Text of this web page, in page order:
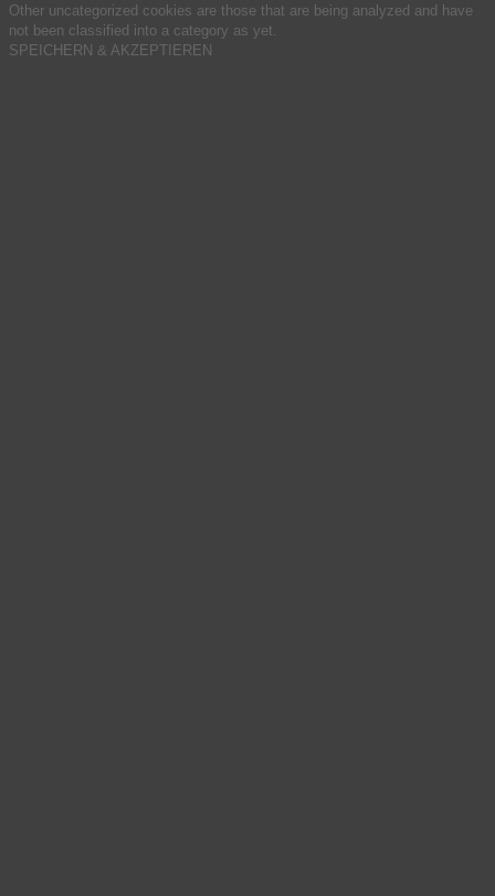
Other uncategorized cookies are those that are being analyzed and have
not been classified into a category as yet.
SPEICHERN & AKZEPTIEREN